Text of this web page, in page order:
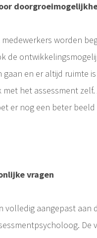
worden
de
en er altijd ruimte
het assessment
er nog een beter
vragen
volledig aangepast